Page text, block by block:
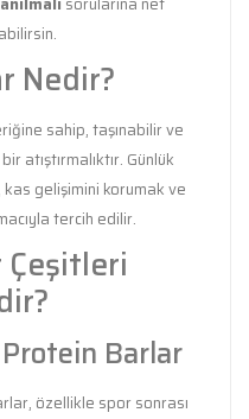
Nedir?
sahip, taşınabilir ve
atıştırmalıktır. Günlük
gelişimini korumak ve
tercih edilir.
Barlar
özellikle spor sonrası